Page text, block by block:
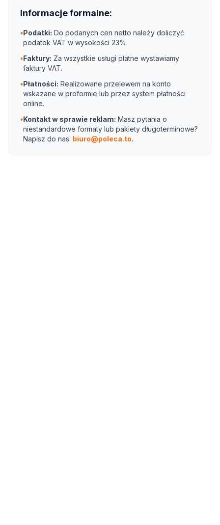
Informacje formalne:
•Podatki: Do podanych cen netto należy doliczyć
podatek VAT w wysokości 23%.
•Faktury: Za wszystkie usługi płatne wystawiamy
faktury VAT.
•Płatności: Realizowane przelewem na konto
wskazane w proformie lub przez system płatności
online.
•Kontakt w sprawie reklam: Masz pytania o
niestandardowe formaty lub pakiety długoterminowe?
Napisz do nas: biuro@poleca.to.